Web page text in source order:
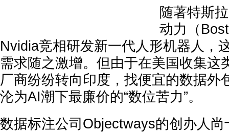
随著特斯
动力（
Nvidia竞相研发新一代人形机器人，
需求随之激增。但由于在美国收集这
厂商纷纷转向印度，找便宜的数据外
沦为AI潮下最廉价的“数位苦力”。
数据标注公司Objectways的创办人